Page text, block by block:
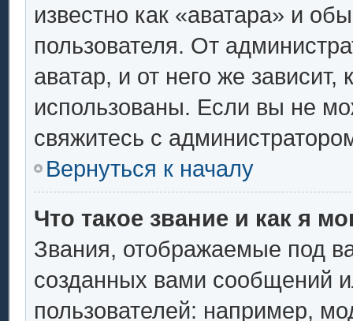
известно как «аватара» и
пользователя. От
аватар, и от него же
использованы. Если вы не
свяжитесь с
Вернуться к началу
Что такое звание и как я
Звания, отображаемые под
созданных вами сообщений
пользователей: например,